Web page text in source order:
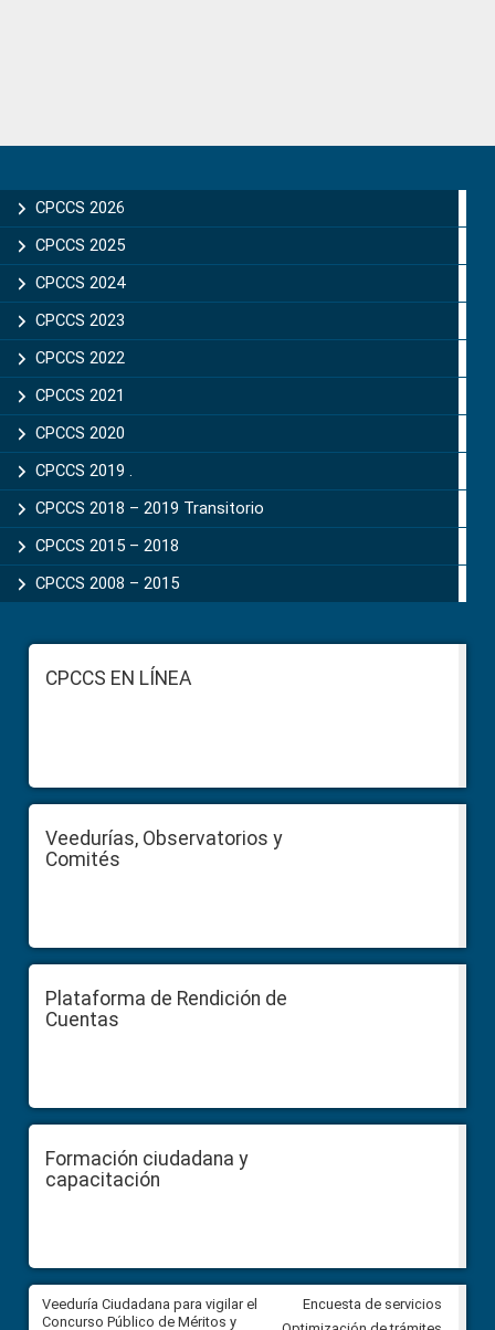
Sidebar
CPCCS 2026
CPCCS 2025
CPCCS 2024
CPCCS 2023
CPCCS 2022
CPCCS 2021
CPCCS 2020
CPCCS 2019 .
CPCCS 2018 – 2019 Transitorio
CPCCS 2015 – 2018
CPCCS 2008 – 2015
FooterCPCCS EN LÍNEA
Veedurías, Observatorios y
Comités
Plataforma de Rendición de
Cuentas
Formación ciudadana y
capacitación
Veeduría Ciudadana para vigilar el
Concurso Público de Méritos y
Veeduría Ciudadana para
construcción del asfaltado de
Encuesta de servicios